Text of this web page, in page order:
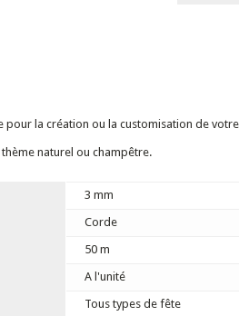
pour la création ou la customisation de
naturel ou champêtre.
3 mm
Corde
50 m
A l'unité
Tous types de fête